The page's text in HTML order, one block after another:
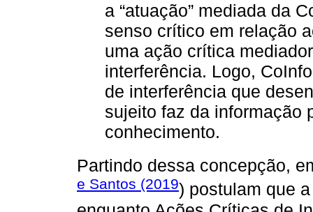
a “atuação” mediada da
senso crítico em relação
uma ação crítica
interferência. Logo,
de interferência que
sujeito faz da informação
conhecimento.
Partindo dessa concepção,
e Santos (2019) postulam que